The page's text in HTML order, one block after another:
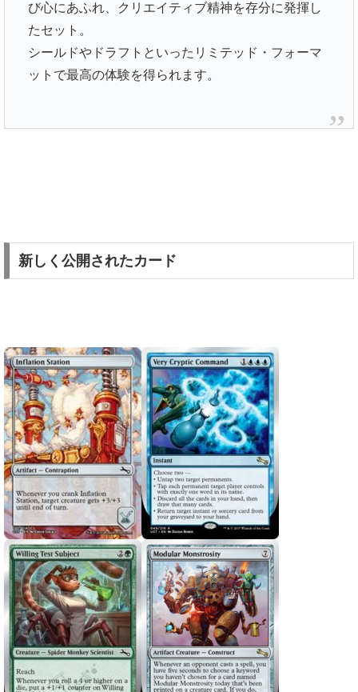
び心にあふれ、クリエイティブ精神を存分に発揮し
たセット。
シールドやドラフトといったリミテッド・フォーマ
ットで最高の体験を得られます。
新しく公開されたカード